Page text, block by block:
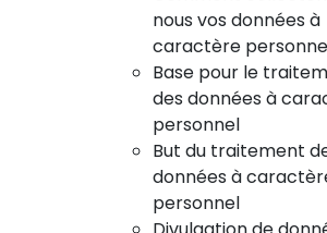
nous vos données à
caractère
Base pour le
des données à
personnel
But du traitement
données à
personnel